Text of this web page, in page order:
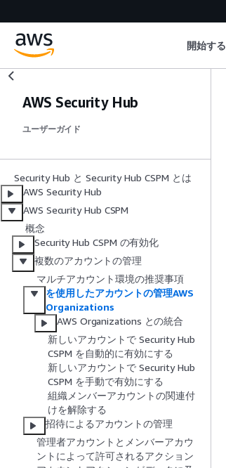
開始する
AWS Security Hub
ユーザーガイド
Security Hub と Security Hub CSPM とは
AWS Security Hub
AWS Security Hub CSPM
概念
Security Hub CSPM の有効化
複数のアカウントの管理
マルチアカウント環境の推奨事項
を使用したアカウントの管理AWS
Organizations
AWS Organizations との統合
新しいアカウントで Security Hub
CSPM を自動的に有効にする
新しいアカウントで Security Hub
CSPM を手動で有効にする
組織メンバーアカウントの関連付
けを解除する
招待によるアカウントの管理
管理者アカウントとメンバーアカウ
ントによって許可されるアクション